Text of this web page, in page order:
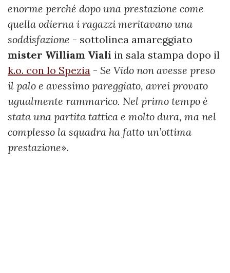
enorme perché dopo una prestazione come
quella odierna i ragazzi meritavano una
soddisfazione - sottolinea amareggiato
mister William Viali in sala stampa dopo il
k.o. con lo Spezia - Se Vido non avesse preso
il palo e avessimo pareggiato, avrei provato
ugualmente rammarico. Nel primo tempo è
stata una partita tattica e molto dura, ma nel
complesso la squadra ha fatto un’ottima
prestazione».